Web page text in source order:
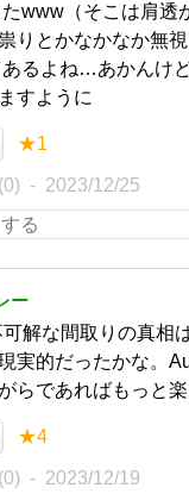
www（そこは肩透
りとかなかなか無
るよね…あかんけ
すように
★1
2023/12/25
ー
解な間取りの真相
実的だったかな。
らであればもっと楽
★4
2023/12/19